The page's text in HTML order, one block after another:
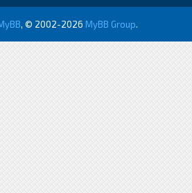
, © 2002-2026 MyBB Group.